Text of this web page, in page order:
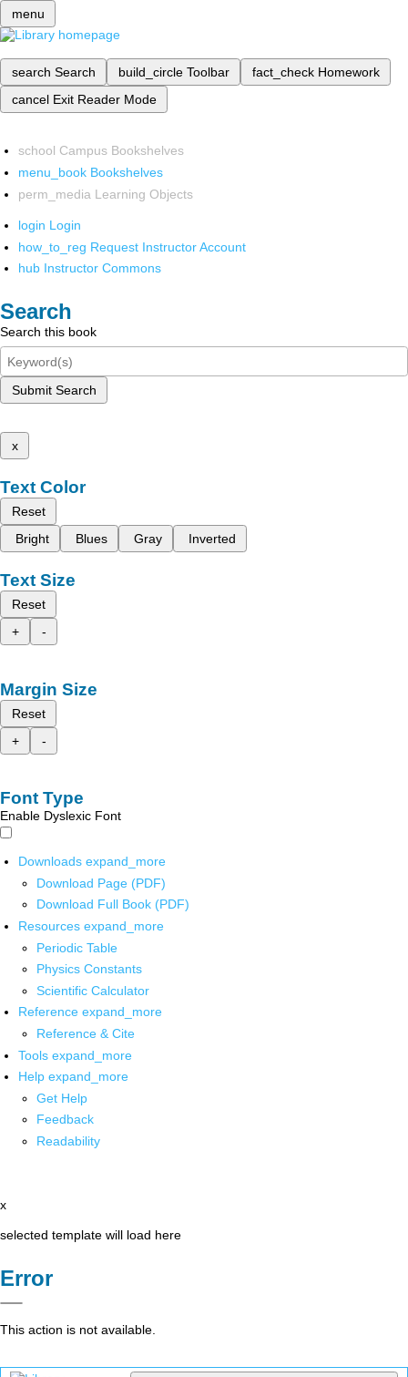
menu
search Search build_circle Toolbar fact_check Homework
cancel Exit Reader Mode
school Campus Bookshelves
menu_book Bookshelves
perm_media Learning Objects
login Login
how_to_reg Request Instructor Account
hub Instructor Commons
Search
Search this book
Submit Search
x
Text Color
Reset
Bright
Blues Gray Inverted
Text Size
Reset
+
-
Margin Size
Reset
+
-
Font Type
Enable Dyslexic Font
Downloads expand_more
Download Page (PDF)
Download Full Book (PDF)
Resources expand_more
Periodic Table
Physics Constants
Scientific Calculator
Reference expand_more
Reference & Cite
Tools expand_more
Help expand_more
Get Help
Feedback
Readability
x
selected template will load here
Error
This action is not available.